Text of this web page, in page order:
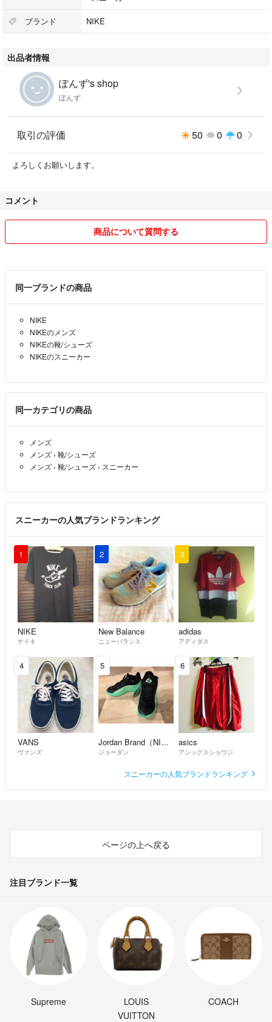
ブランド NIKE
出品者情報
ぽんず's shop
ぽんず
取引の評価 50 0 0
よろしくお願いします。
コメント
商品について質問する
同一ブランドの商品
NIKE
NIKEのメンズ
NIKEの靴/シューズ
NIKEのスニーカー
同一カテゴリの商品
メンズ
メンズ › 靴/シューズ
メンズ › 靴/シューズ › スニーカー
スニーカーの人気ブランドランキング
1
NIKE
ナイキ
2
New Balance
ニューバランス
3
adidas
アディダス
4
VANS
ヴァンズ
5
Jordan Brand（NIKE）
ジョーダン
6
asics
アシックスショウジ
スニーカーの人気ブランドランキング
ページの上へ戻る
注目ブランド一覧
Supreme
LOUIS
VUITTON
COACH